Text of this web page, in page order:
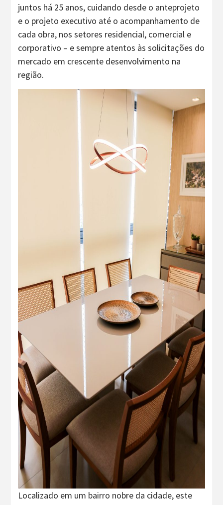
juntos há 25 anos, cuidando desde o anteprojeto
e o projeto executivo até o acompanhamento de
cada obra, nos setores residencial, comercial e
corporativo – e sempre atentos às solicitações do
mercado em crescente desenvolvimento na
região.
Localizado em um bairro nobre da cidade, este